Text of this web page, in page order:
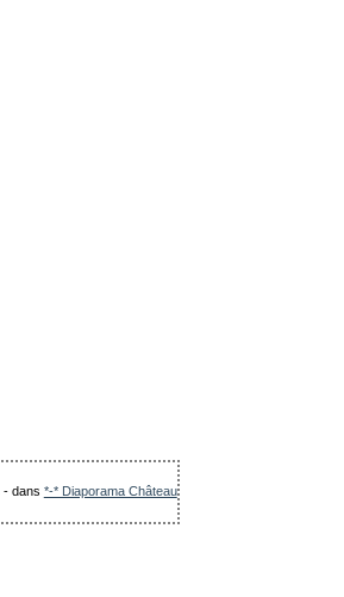
-dans *-* Diaporama Château